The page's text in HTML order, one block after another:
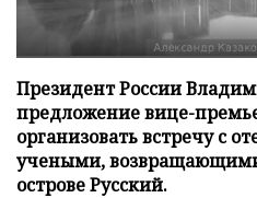
Президент России
предложение вице-
организовать встречу с
учеными,
острове Русский.